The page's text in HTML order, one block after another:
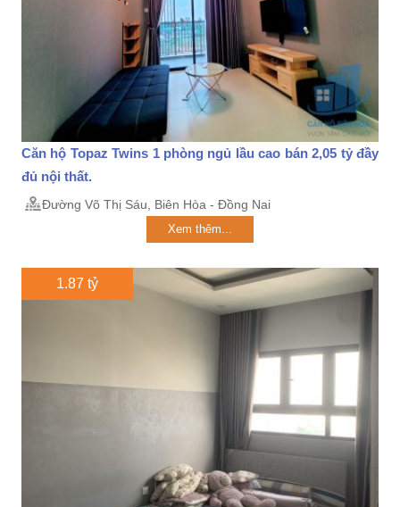
Căn hộ Topaz Twins 1 phòng ngủ lầu cao bán 2,05 tỷ đầy
đủ nội thất.
Đường Võ Thị Sáu, Biên Hòa - Đồng Nai
Xem thêm...
1.87 tỷ